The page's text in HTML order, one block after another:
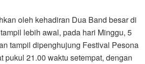
oleh kehadiran Dua Band besar di
lebih awal, pada hari Minggu, 5
tampil dipenghujung Festival Pesona
pukul 21.00 waktu setempat, dengan